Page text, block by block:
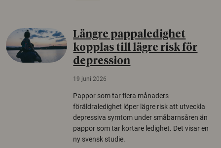
Längre pappaledighet
kopplas till lägre risk för
depression
19 juni 2026
Pappor som tar flera månaders
föräldraledighet löper lägre risk att utveckla
depressiva symtom under småbarnsåren än
pappor som tar kortare ledighet. Det visar en
ny svensk studie.